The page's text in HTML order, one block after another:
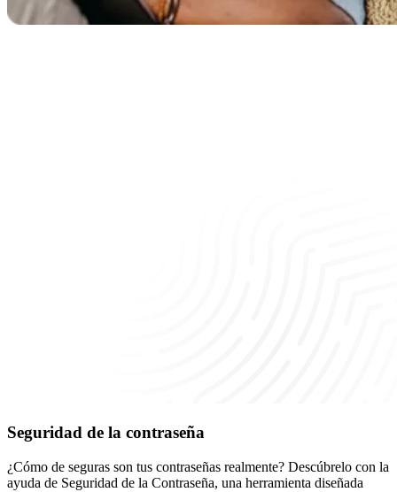
Seguridad de la contraseña
¿Cómo de seguras son tus contraseñas realmente? Descúbrelo con la
ayuda de Seguridad de la Contraseña, una herramienta diseñada